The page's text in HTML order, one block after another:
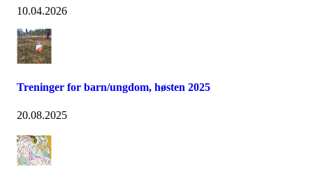
10.04.2026
Treninger for barn/ungdom, høsten 2025
20.08.2025